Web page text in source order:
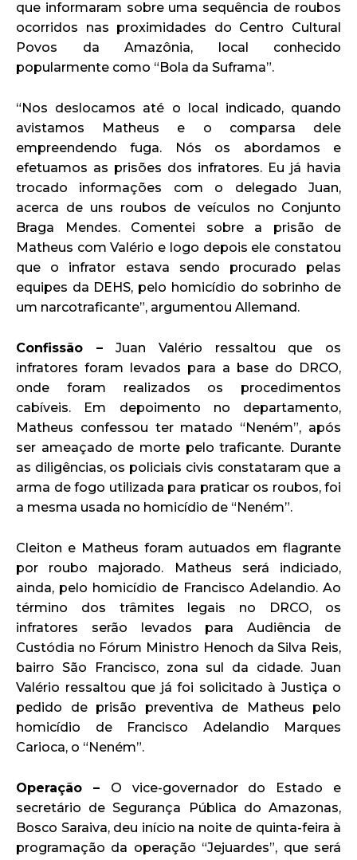
que informaram sobre uma sequência de roubos
ocorridos nas proximidades do Centro Cultural
Povos da Amazônia, local conhecido
popularmente como “Bola da Suframa”.
“Nos deslocamos até o local indicado, quando
avistamos Matheus e o comparsa dele
empreendendo fuga. Nós os abordamos e
efetuamos as prisões dos infratores. Eu já havia
trocado informações com o delegado Juan,
acerca de uns roubos de veículos no Conjunto
Braga Mendes. Comentei sobre a prisão de
Matheus com Valério e logo depois ele constatou
que o infrator estava sendo procurado pelas
equipes da DEHS, pelo homicídio do sobrinho de
um narcotraficante”, argumentou Allemand.
Confissão –Juan Valério ressaltou que os
infratores foram levados para a base do DRCO,
onde foram realizados os procedimentos
cabíveis. Em depoimento no departamento,
Matheus confessou ter matado “Neném”, após
ser ameaçado de morte pelo traficante. Durante
as diligências, os policiais civis constataram que a
arma de fogo utilizada para praticar os roubos, foi
a mesma usada no homicídio de “Neném”.
Cleiton e Matheus foram autuados em flagrante
por roubo majorado. Matheus será indiciado,
ainda, pelo homicídio de Francisco Adelandio. Ao
término dos trâmites legais no DRCO, os
infratores serão levados para Audiência de
Custódia no Fórum Ministro Henoch da Silva Reis,
bairro São Francisco, zona sul da cidade. Juan
Valério ressaltou que já foi solicitado à Justiça o
pedido de prisão preventiva de Matheus pelo
homicídio de Francisco Adelandio Marques
Carioca, o “Neném”.
Operação – O vice-governador do Estado e
secretário de Segurança Pública do Amazonas,
Bosco Saraiva, deu início na noite de quinta-feira à
programação da operação “Jejuardes”, que será